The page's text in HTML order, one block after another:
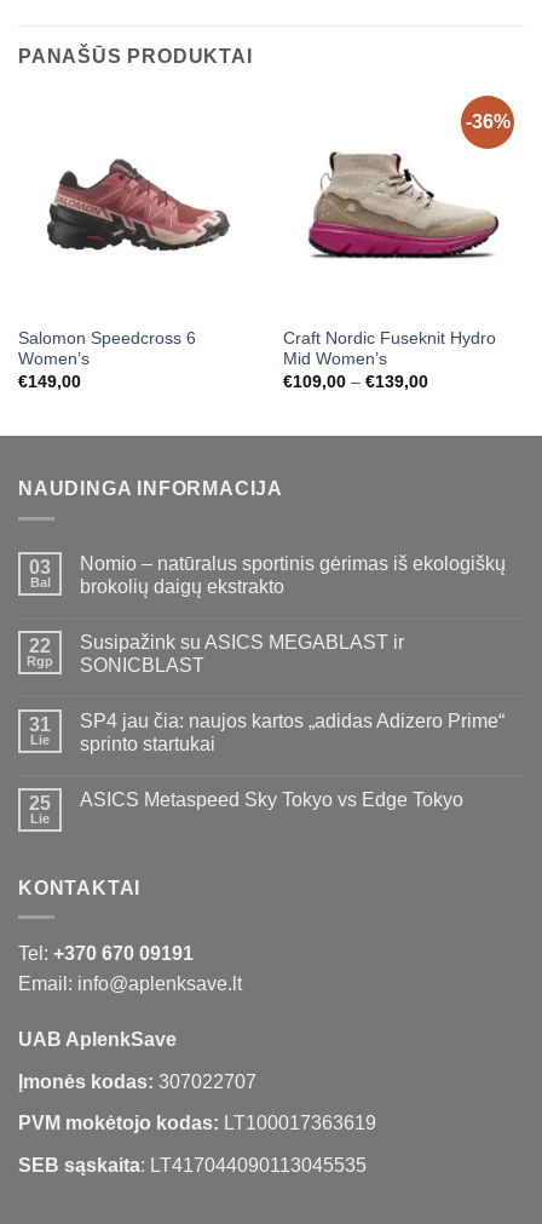
PANAŠŪS PRODUKTAI
Salomon Speedcross 6
Women’s
€149,00
-36%
Craft Nordic Fuseknit Hydro
Mid Women’s
€109,00 – €139,00Price
NAUDINGA INFORMACIJA
03
Bal
Nomio – natūralus sportinis gėrimas iš ekologiškų
brokolių daigų ekstrakto
22
Rgp
Susipažink su ASICS MEGABLAST ir
SONICBLAST
31
Lie
SP4 jau čia: naujos kartos „adidas Adizero Prime“
sprinto startukai
25
Lie
ASICS Metaspeed Sky Tokyo vs Edge Tokyo
KONTAKTAI
Tel: +370 670 09191
Email: info@aplenksave.lt
UAB AplenkSave
Įmonės kodas: 307022707
PVM mokėtojo kodas: LT100017363619
SEB sąskaita: LT417044090113045535